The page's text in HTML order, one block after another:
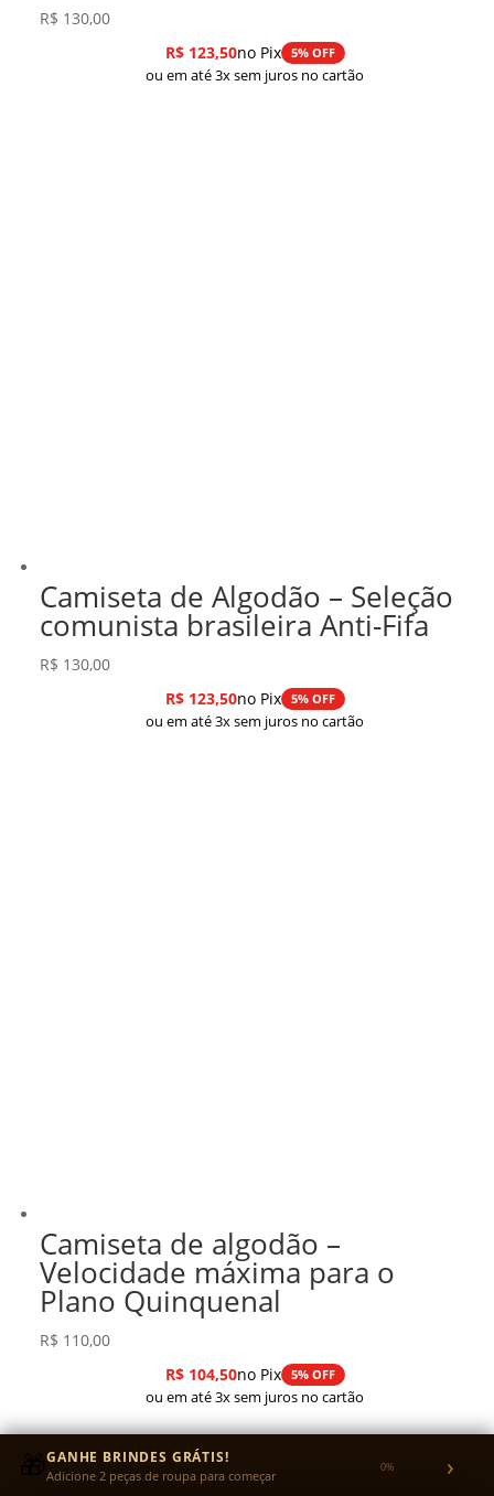
R$ 130,00
R$123,50no Pix 5% OFF
ou em até 3x sem juros no cartão
Camiseta de Algodão – Seleção
comunista brasileira Anti-Fifa
R$ 130,00
R$123,50no Pix 5% OFF
ou em até 3x sem juros no cartão
Camiseta de algodão –
Velocidade máxima para o
Plano Quinquenal
R$ 110,00
R$104,50no Pix 5% OFF
ou em até 3x sem juros no cartão
🎁GANHE BRINDES GRÁTIS!
Adicione 2 peças de roupa para começar 0% ›